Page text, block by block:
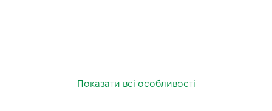
Показати всі особливості